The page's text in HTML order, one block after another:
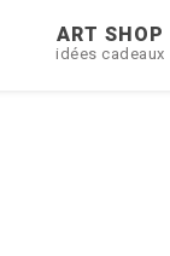
ART SHOP
idées cadeaux